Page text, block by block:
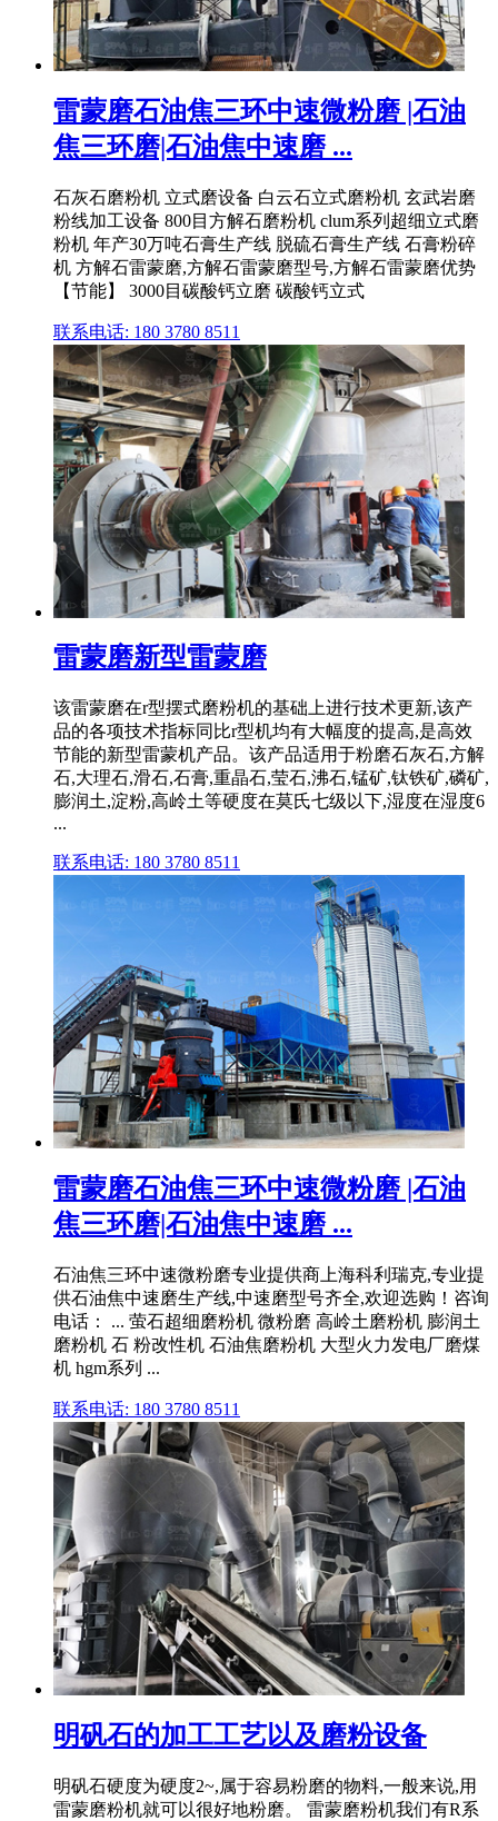
雷蒙磨石油焦三环中速微粉磨 |石油
焦三环磨|石油焦中速磨 ...
石灰石磨粉机 立式磨设备 白云石立式磨粉机 玄武岩磨
粉线加工设备 800目方解石磨粉机 clum系列超细立式磨
粉机 年产30万吨石膏生产线 脱硫石膏生产线 石膏粉碎
机 方解石雷蒙磨,方解石雷蒙磨型号,方解石雷蒙磨优势
【节能】 3000目碳酸钙立磨 碳酸钙立式
联系电话: 180 3780 8511
雷蒙磨新型雷蒙磨
该雷蒙磨在r型摆式磨粉机的基础上进行技术更新,该产
品的各项技术指标同比r型机均有大幅度的提高,是高效
节能的新型雷蒙机产品。该产品适用于粉磨石灰石,方解
石,大理石,滑石,石膏,重晶石,莹石,沸石,锰矿,钛铁矿,磷矿,
膨润土,淀粉,高岭土等硬度在莫氏七级以下,湿度在湿度6
...
联系电话: 180 3780 8511
雷蒙磨石油焦三环中速微粉磨 |石油
焦三环磨|石油焦中速磨 ...
石油焦三环中速微粉磨专业提供商上海科利瑞克,专业提
供石油焦中速磨生产线,中速磨型号齐全,欢迎选购！咨询
电话： ... 萤石超细磨粉机 微粉磨 高岭土磨粉机 膨润土
磨粉机 石 粉改性机 石油焦磨粉机 大型火力发电厂磨煤
机 hgm系列 ...
联系电话: 180 3780 8511
明矾石的加工工艺以及磨粉设备
明矾石硬度为硬度2~,属于容易粉磨的物料,一般来说,用
雷蒙磨粉机就可以很好地粉磨。 雷蒙磨粉机我们有R系